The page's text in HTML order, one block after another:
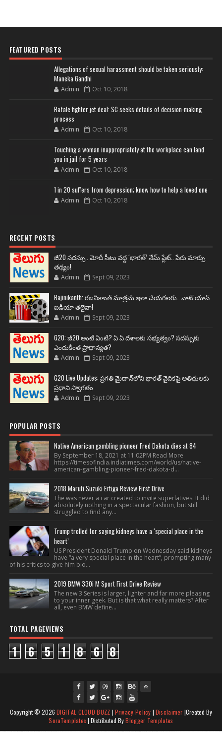
FEATURED POSTS
Allegations of sexual harassment should be taken seriously:
Maneka Gandhi
Admin Oct 10, 2018
Rafale fighter jet deal: SC seeks details of decision-making
process
Admin Oct 10, 2018
Touching a woman inappropriately at the workplace can land
you in jail for 5 years
Admin Oct 10, 2018
1 in 20 suffers from depression; know how to help a loved one
Admin Oct 10, 2018
RECENT POSTS
జీ20 సదస్సు.. మోదీ సీటు వద్ద ‘భారత్’ నేమ్ ప్లేట్‌.. పేరు మార్పు
తథ్యం!
Admin Sept 09, 2023
Rajinikanth: రజనీకాంత్ మాత్రమే ఇలా చేయగలరు.. వాట్ యాన్
ఐడియా తలైవా!
Admin Sept 09, 2023
G20: జీ20 అంటే ఏంటి? ఏ ఏ దేశాలకు సభ్యత్వం? సదస్సుకు
ఎందుకింత ప్రాధాన్యత?
Admin Sept 09, 2023
G20 Live Updates: ప్రగతి మైదాన్‌లోని భారత్ వైదికపై అతిథులకు
ప్రధాని స్వాగతం
Admin Sept 09, 2023
POPULAR POSTS
Native American gambling pioneer Fred Dakota dies at 84
By September 18, 2021 at 11:02PM Read More
https://timesofindia.indiatimes.com/world/us/native-
american-gambling-pioneer-fred-dakota-d...
2018 Maruti Suzuki Ertiga Review First Drive
The was never a car created to invite superlatives. It did
absolutely nothing in a spectacular fashion, but still
struggled to find any...
Trump trolled for saying kidneys have a ‘special place in the
heart’
US President Donald Trump on Wednesday said kidneys
have “a very special place in the heart”, prompting many
of his critics to give him bio...
2019 BMW 330i M Sport First Drive Review
The new 3 Series is larger, lighter and far more pleasing
to your inner geek. But is that what really matters? After
all, even BMW define...
TOTAL PAGEVIEWS
1 6 5 1 8 6 8
fac
ebo
okJ
twi
tte
rJoi
gpl
usJ
oin
ins
tag
ra
you
tub
eJo
Copyright ©2026DIGITAL CLOUD BUZZ | Privacy Policy | Disclaimer |Created By
SoraTemplates | Distributed ByBlogger Templates